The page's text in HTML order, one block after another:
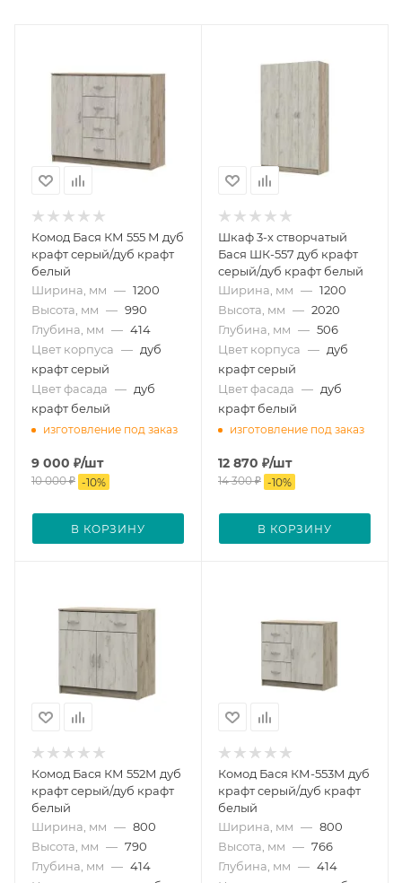
Комод Бася КМ 555 М дуб
крафт серый/дуб крафт
белый
Ширина, мм — 1200
Высота, мм — 990
Глубина, мм — 414
Цвет корпуса — дуб
крафт серый
Цвет фасада — дуб
крафт белый
изготовление под заказ
9 000 ₽/шт
10 000₽ -10%
В КОРЗИНУ
Шкаф 3-х створчатый
Бася ШК-557 дуб крафт
серый/дуб крафт белый
Ширина, мм — 1200
Высота, мм — 2020
Глубина, мм — 506
Цвет корпуса — дуб
крафт серый
Цвет фасада — дуб
крафт белый
изготовление под заказ
12 870 ₽/шт
14 300₽ -10%
В КОРЗИНУ
Комод Бася КМ 552М дуб
крафт серый/дуб крафт
белый
Ширина, мм — 800
Высота, мм — 790
Глубина, мм — 414
Комод Бася КМ-553М дуб
крафт серый/дуб крафт
белый
Ширина, мм — 800
Высота, мм — 766
Глубина, мм — 414